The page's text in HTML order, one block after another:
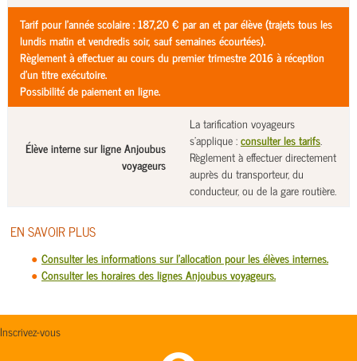
Tarif pour l'année scolaire : 187,20 € par an et par élève (trajets tous les
lundis matin et vendredis soir, sauf semaines écourtées).
Règlement à effectuer au cours du premier trimestre 2016à réception
d'un titre exécutoire.
Possibilité de paiement en ligne.
Élève interne sur ligne Anjoubus
voyageurs
La tarification voyageurs
s'applique :consulter les tarifs.
Règlement à effectuer directement
auprès du transporteur, du
conducteur, ou de la gare routière.
EN SAVOIR PLUS
Consulter les informations sur l'allocation pour les élèves internes.
Consulter les horaires des lignes Anjoubus voyageurs.
Inscrivez-vous